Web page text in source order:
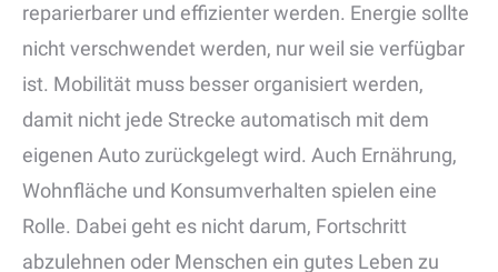
reparierbarer und effizienter werden. Energie sollte
nicht verschwendet werden, nur weil sie verfügbar
ist. Mobilität muss besser organisiert werden,
damit nicht jede Strecke automatisch mit dem
eigenen Auto zurückgelegt wird. Auch Ernährung,
Wohnfläche und Konsumverhalten spielen eine
Rolle. Dabei geht es nicht darum, Fortschritt
abzulehnen oder Menschen ein gutes Leben zu